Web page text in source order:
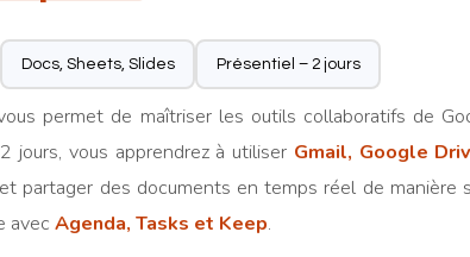
Docs, Sheets, Slides Présentiel – 2 jours
permet de maîtriser les outils collaboratifs de
jours, vous apprendrez à utiliser Gmail, Google
partager des documents en temps réel de manière
avec Agenda, Tasks et Keep.